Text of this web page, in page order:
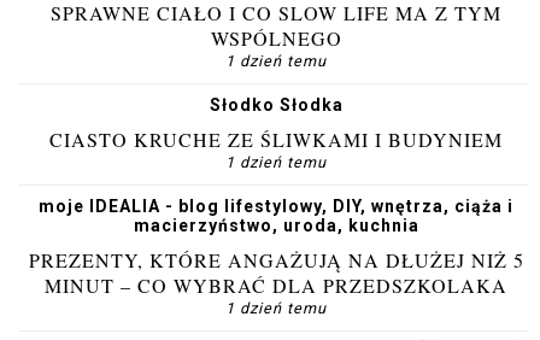
SPRAWNE CIAŁO I CO SLOW LIFE MA Z TYM
WSPÓLNEGO
1 dzień temu
Słodko Słodka
CIASTO KRUCHE ZE ŚLIWKAMI I BUDYNIEM
1 dzień temu
moje IDEALIA - blog lifestylowy, DIY, wnętrza, ciąża i
macierzyństwo, uroda, kuchnia
PREZENTY, KTÓRE ANGAŻUJĄ NA DŁUŻEJ NIŻ 5
MINUT – CO WYBRAĆ DLA PRZEDSZKOLAKA
1 dzień temu